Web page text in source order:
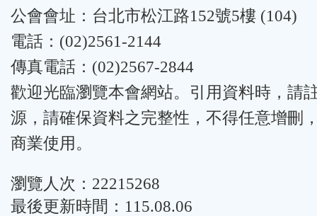
公會會址：台北市松江路152號5樓 (104)
電話：(02)2561-2144
傳真電話：(02)2567-2844
歡迎光臨瀏覽本會網站。引用資料時，請
源，請確保資料之完整性，不得任意增刪
商業使用。
瀏覽人次：22215268
最後更新時間：115.08.06